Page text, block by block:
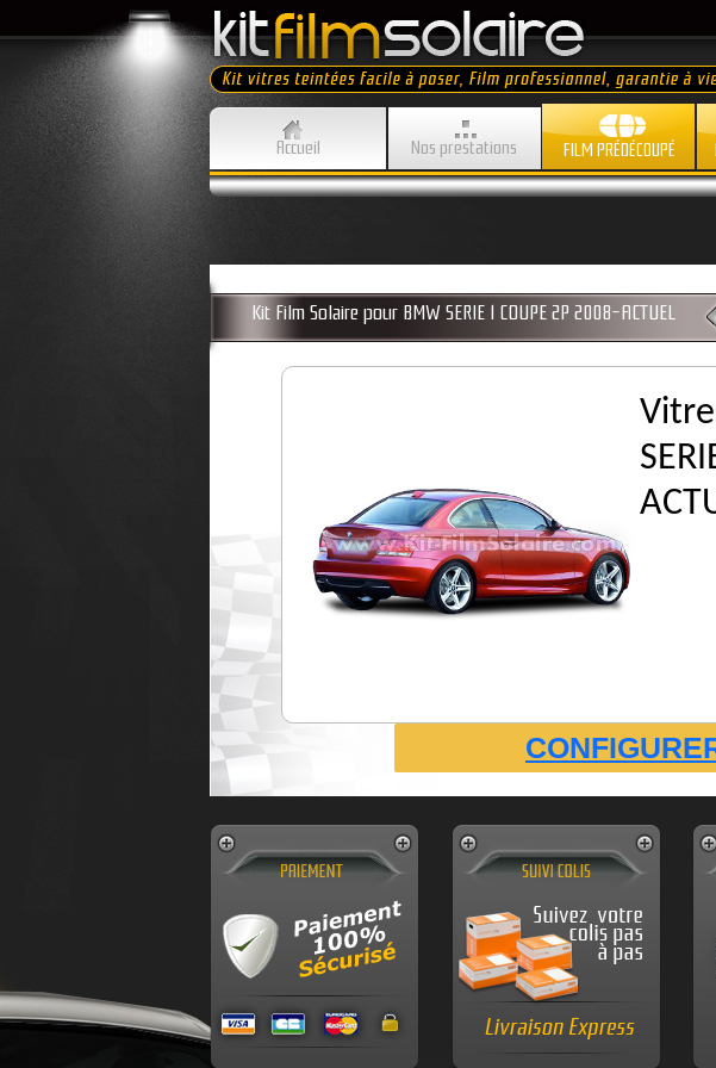
Accueil Nos prestations FILM PRÉDÉCOUPÉ
Kit Film Solaire pour BMW SERIE 1 COUPE 2P 2008-ACTUEL